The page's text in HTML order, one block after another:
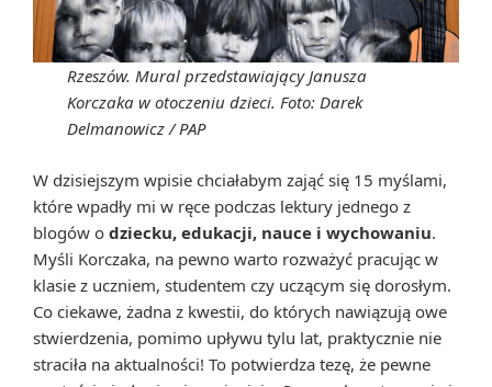
Rzeszów. Mural przedstawiający Janusza
Korczaka w otoczeniu dzieci. Foto: Darek
Delmanowicz / PAP
W dzisiejszym wpisie chciałabym zająć się 15 myślami,
które wpadły mi w ręce podczas lektury jednego z
blogów o dziecku, edukacji, nauce i wychowaniu.
Myśli Korczaka, na pewno warto rozważyć pracując w
klasie z uczniem, studentem czy uczącym się dorosłym.
Co ciekawe, żadna z kwestii, do których nawiązują owe
stwierdzenia, pomimo upływu tylu lat, praktycznie nie
straciła na aktualności! To potwierdza tezę, że pewne